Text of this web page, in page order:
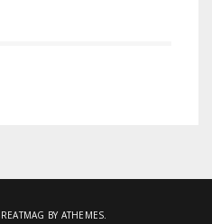
BY ATHEMES.